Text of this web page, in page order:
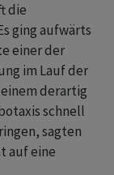
die
ging aufwärts
einer der
im Lauf der
derartig
schnell
sagten
auf eine